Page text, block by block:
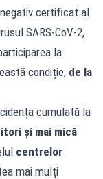
certificat al
SARS-CoV-2,
la
condiție, de la
cumulată la
și mai mică
centrelor
mai mulți